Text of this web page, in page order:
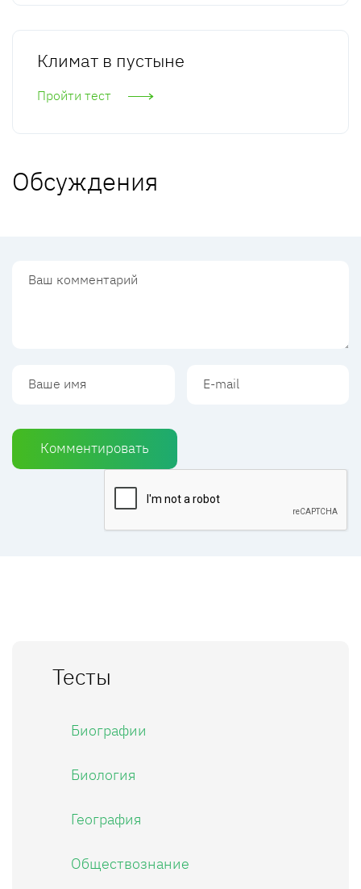
Климат в пустыне
Пройти тест
Обсуждения
Комментировать
Тесты
Биографии
Биология
География
Обществознание